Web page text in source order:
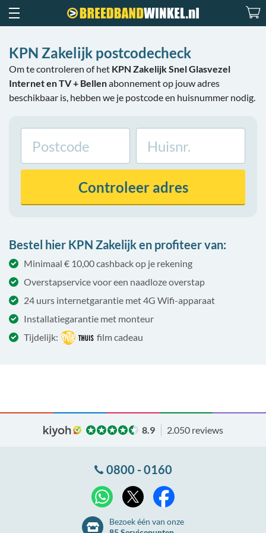
KPN Zakelijk postcodecheck
Om te controleren of het KPN Zakelijk Snel Glasvezel
Internet en TV + Bellenabonnement op jouw adres
beschikbaar is, hebben we je postcode en huisnummer nodig.
Controleeradres
Bestel hier KPN Zakelijk en profiteer van:
Minimaal € 10,00 cashback op je rekening
Overstapservice voor een naadloze overstap
24 uurs internetgarantie met 4G Wifi-apparaat
Installatiegarantie met monteur
Tijdelijk:
film cadeau
8.9 2.050 reviews
0800 - 0160
WhatsApp
Bezoek één van onze